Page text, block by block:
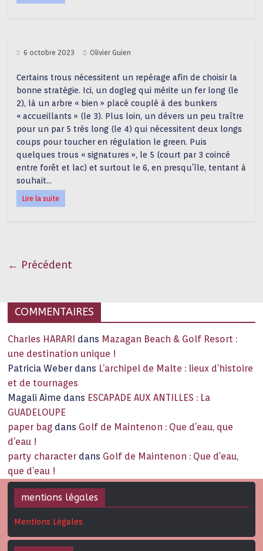
6 octobre 2023 Olivier Guien
Certains trous nécessitent un repérage afin de choisir la
bonne stratégie. Ici, un dogleg qui mérite un fer long (le
2), là un arbre « bien » placé couplé à des bunkers
« accueillants » (le 3). Plus loin, un dévers un peu traître
pour un par 5 très long (le 4) qui nécessitent deux longs
coups pour toucher en régulation le green. Puis
quelques trous « signatures », le 5 (court par 3 coincé
entre forêt et lac) et surtout le 6, en presqu’île, tentant à
souhait…
Lire la suite
← Précédent
COMMENTAIRES
Charles HARARI dans Mazagan Beach & Golf Resort :
une destination unique !
Patricia Weber dans L’archipel de Malte : lieux d’histoire
et de tournages
Magali Aime dans ESCAPADE AUX ANTILLES : La
GUADELOUPE
paper bag dans Golf de Maintenon : Que d’eau, que
d’eau !
party character dans Golf de Maintenon : Que d’eau,
que d’eau !
mentions légales
Mentions Légales